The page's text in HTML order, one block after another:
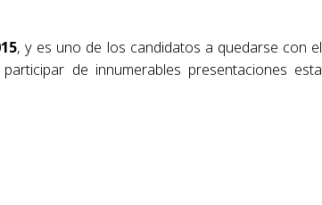
, y es uno de los candidatos a quedarse con el
de innumerables presentaciones esta